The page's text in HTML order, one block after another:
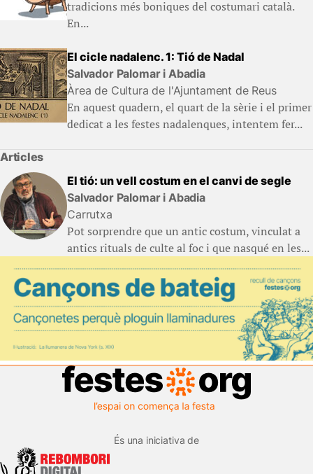
tradicions més boniques del costumari català.
En...
El cicle nadalenc. 1: Tió de Nadal
Salvador Palomar i Abadia
Àrea de Cultura de l'Ajuntament de Reus
En aquest quadern, el quart de la sèrie i el primer
dedicat a les festes nadalenques, intentem fer...
Articles
El tió: un vell costum en el canvi de segle
Salvador Palomar i Abadia
Carrutxa
Pot sorprendre que un antic costum, vinculat a
antics rituals de culte al foc i que nasqué en les...
És una iniciativa de